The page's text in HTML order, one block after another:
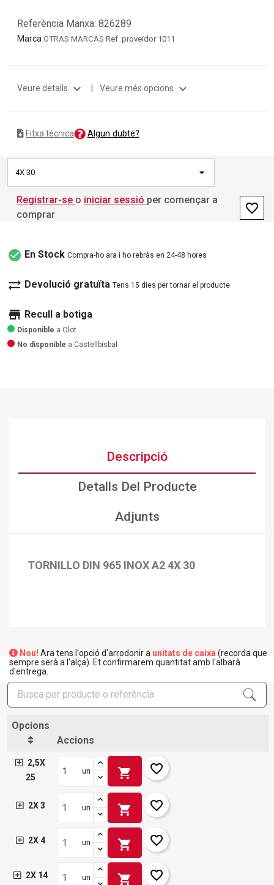
Referència Manxa: 826289
Marca OTRAS MARCAS Ref. proveïdor 1011
Veure detalls expand_more | Veure més opcions expand_more
Fitxa tècnica Algun dubte?
4X 30
Registrar-se o iniciar sessió per començar a
comprar
favorite_border
check_circle En Stock Compra-ho ara i ho rebràs en 24-48 hores
sync_alt Devolució gratuïta Tens 15 dies per tornar el producte
store Recull a botiga
Disponible a Olot
No disponible a Castellbisbal
Descripció
Detalls Del Producte
Adjunts
TORNILLO DIN 965 INOX A2 4X 30
Nou! Ara tens l'opció d'arrodonir a unitats de caixa (recorda que
sempre serà a l'alça). Et confirmarem quantitat amb l'albarà
d'entrega.
Opcions
Accions
2,5X
25
un shopping_cart favorite_border
2X 3 un shopping_cart favorite_border
2X 4 un shopping_cart favorite_border
2X 14 un shopping_cart favorite_border